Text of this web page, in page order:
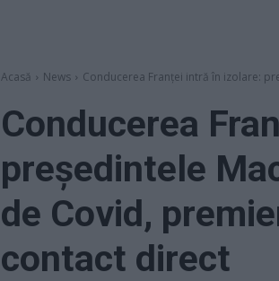
Acasă News Conducerea Franței intră în izolare:
Conducerea
președintele
de Covid,
contact direct